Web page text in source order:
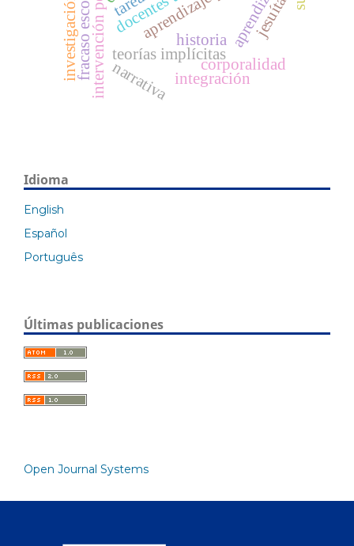
teorías implícitas
fracaso escolar corporalidad
narrativa
historia jesuítas
integración
Idioma
English
Español
Português
Últimas publicaciones
Open Journal Systems